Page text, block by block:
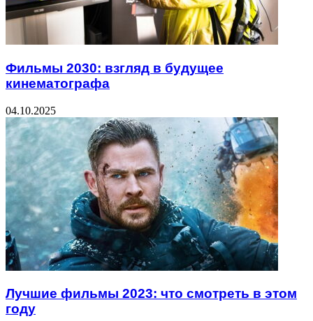
Фильмы 2030: взгляд в будущее
кинематографа
04.10.2025
Лучшие фильмы 2023: что смотреть в этом
году